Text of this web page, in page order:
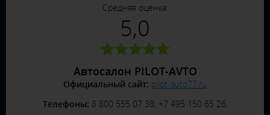
Средняя оценка:
5,0
Автосалон PILOT-AVTO
Официальный сайт: pilot-auto77.ru
Телефоны: 8 800 555 07 38; +7 495 150 65 26.